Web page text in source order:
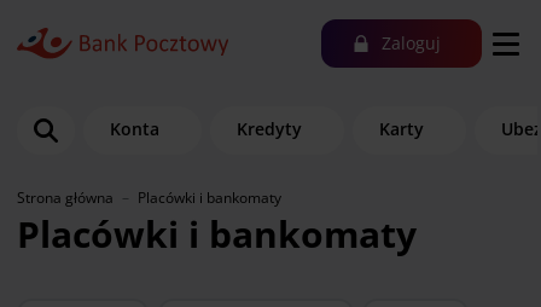
Zaloguj
Konta Kredyty Karty
Strona główna Placówki i bankomaty
Placówki i bankomaty